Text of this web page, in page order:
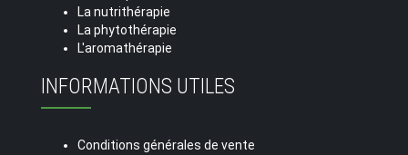
La nutrithérapie
La phytothérapie
L'aromathérapie
INFORMATIONS UTILES
Conditions générales de vente